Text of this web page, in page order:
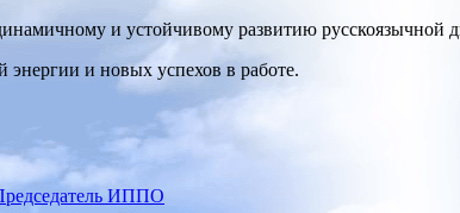
и устойчивому развитию русскоязычной
энергии и новых успехов в работе.
ИППО